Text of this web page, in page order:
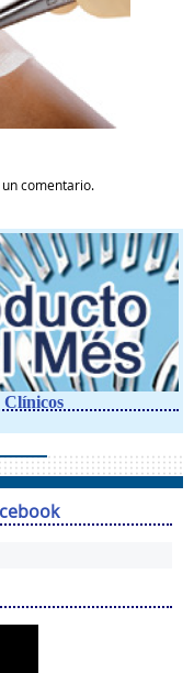
comentario.